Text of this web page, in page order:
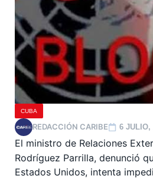
CUBA
REDACCIÓN CARIBE 6 JULIO,
El ministro de Relaciones
Rodríguez Parrilla, denunció
Estados Unidos, intenta